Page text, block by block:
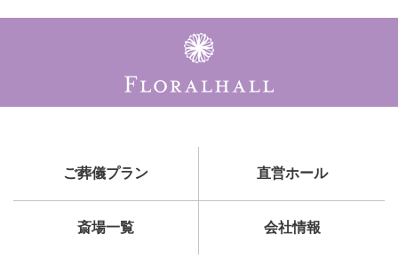
ご葬儀プラン 直営ホール
斎場一覧 会社情報